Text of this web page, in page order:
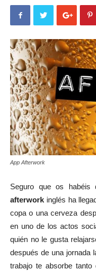
App Afterwork
Seguro que os
afterwork inglés ha
copa o una cerveza
en uno de los actos
quién no le gusta
después de una jornada
trabajo te absorbe